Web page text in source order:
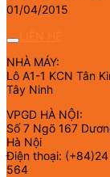
01/04/2015
NHÀ MÁY:
Lô A1-1 KCN Tân
Tây Ninh
VPGD HÀ NỘI:
Số 7 Ngõ 167
Hà Nội
Điện thoại:
564